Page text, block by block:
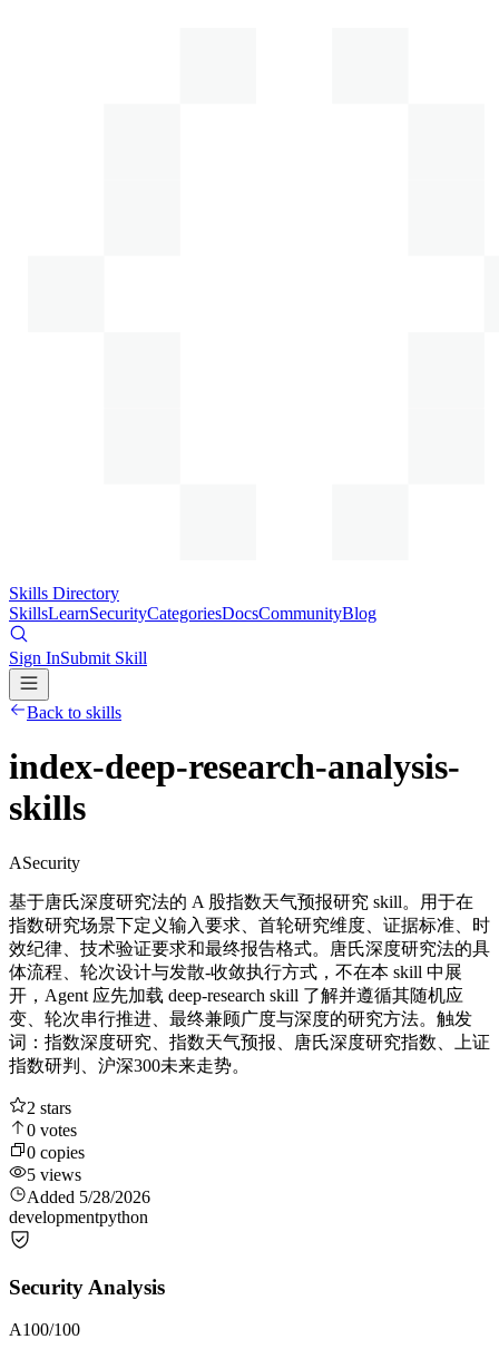
Skills Directory
SkillsLearnSecurityCategoriesDocsCommunityBlog
Sign InSubmit Skill
Back to skills
index-deep-research-analysis-
skills
ASecurity
基于唐氏深度研究法的 A 股指数天气预报研究 skill。用于在
指数研究场景下定义输入要求、首轮研究维度、证据标准、时
效纪律、技术验证要求和最终报告格式。唐氏深度研究法的具
体流程、轮次设计与发散-收敛执行方式，不在本 skill 中展
开，Agent 应先加载 deep-research skill 了解并遵循其随机应
变、轮次串行推进、最终兼顾广度与深度的研究方法。触发
词：指数深度研究、指数天气预报、唐氏深度研究指数、上证
指数研判、沪深300未来走势。
2 stars
0 votes
0 copies
5 views
Added 5/28/2026
developmentpython
Security Analysis
A100/100